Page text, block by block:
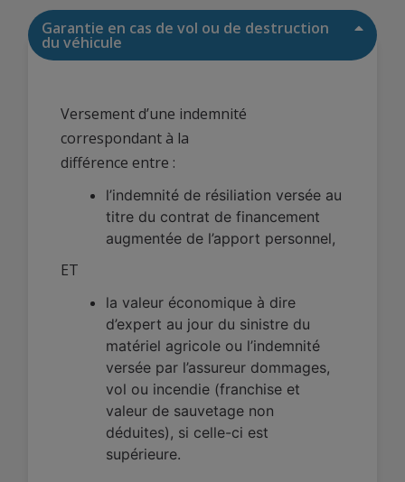
Garantie en cas de vol ou de destruction
du véhicule
Versement d’une indemnité
correspondant à la
différence entre :
l’indemnité de résiliation versée au
titre du contrat de financement
augmentée de l’apport personnel,
ET
la valeur économique à dire
d’expert au jour du sinistre du
matériel agricole ou l’indemnité
versée par l’assureur dommages,
vol ou incendie (franchise et
valeur de sauvetage non
déduites), si celle-ci est
supérieure.